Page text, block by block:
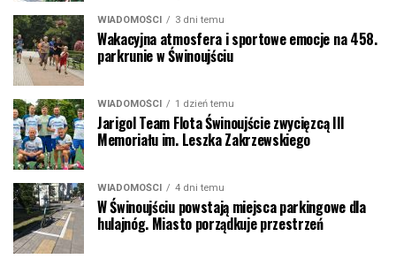
WIADOMOŚCI 3 dni temu
Wakacyjna atmosfera i sportowe emocje na 458.
parkrunie w Świnoujściu
WIADOMOŚCI 1 dzień temu
Jarigol Team Flota Świnoujście zwycięzcą III
Memoriału im. Leszka Zakrzewskiego
WIADOMOŚCI 4 dni temu
W Świnoujściu powstają miejsca parkingowe dla
hulajnóg. Miasto porządkuje przestrzeń